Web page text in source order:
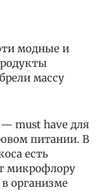
модные и
массу
must have для
питании. В
есть
микрофлору
организме